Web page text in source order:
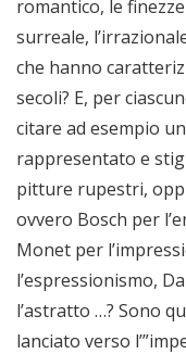
romantico, le
surreale,
che hanno
secoli? E, per
citare ad esempio
rappresentato e
pitture rupestri,
ovvero Bosch per
Monet per
l’espressionismo,
l’astratto …? Sono
lanciato verso